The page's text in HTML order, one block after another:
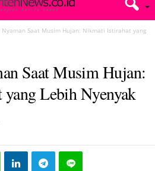
Nyaman Saat Musim Hujan: Nikmati Istirahat yang
Saat Musim Hujan:
Lebih Nyenyak